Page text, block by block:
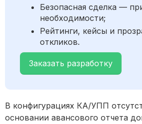
Безопасная сделка —
необходимости;
Рейтинги, кейсы и
откликов.
Заказать разработку
В конфигурациях КА/УПП
основании авансового отчета